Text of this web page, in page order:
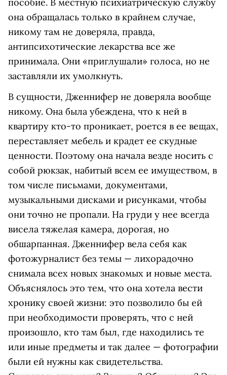
пособие. В местную психиатрическую службу
она обращалась только в крайнем случае,
никому там не доверяла, правда,
антипсихотические лекарства все же
принимала. Они «приглушали» голоса, но не
заставляли их умолкнуть.
В сущности, Дженнифер не доверяла вообще
никому. Она была убеждена, что к ней в
квартиру кто-то проникает, роется в ее вещах,
переставляет мебель и крадет ее скудные
ценности. Поэтому она начала везде носить с
собой рюкзак, набитый всем ее имуществом, в
том числе письмами, документами,
музыкальными дисками и рисунками, чтобы
они точно не пропали. На груди у нее всегда
висела тяжелая камера, дорогая, но
обшарпанная. Дженнифер вела себя как
фотожурналист без темы — лихорадочно
снимала всех новых знакомых и новые места.
Объяснялось это тем, что она хотела вести
хронику своей жизни: это позволило бы ей
при необходимости проверять, что с ней
произошло, кто там был, где находились те
или иные предметы и так далее — фотографии
были ей нужны как свидетельства.